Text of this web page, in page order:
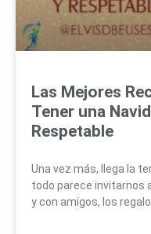
Las Mejores
Tener una
Respetable
Una vez más, llega la
todo parece invitarnos
y con amigos, los